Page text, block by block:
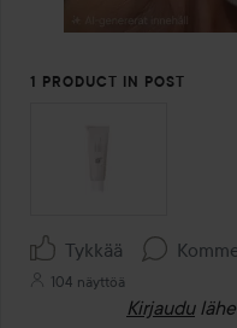
1 PRODUCT IN POST
Tykkää
104 näyttöä
Kirjaudu